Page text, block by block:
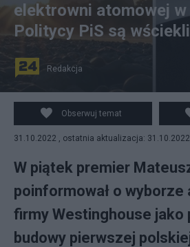
Leszek Miller straszy Brukselą w
atomowej w Polsce. Fot. PAP/
elektrowni atomowej
Politycy PiS są wściekli
Redakcja
Obserwuj temat
31.10.2022 , ostatnia aktualizacja:
W piątek premier
poinformował o
firmy Westinghouse jako
budowy pierwszej